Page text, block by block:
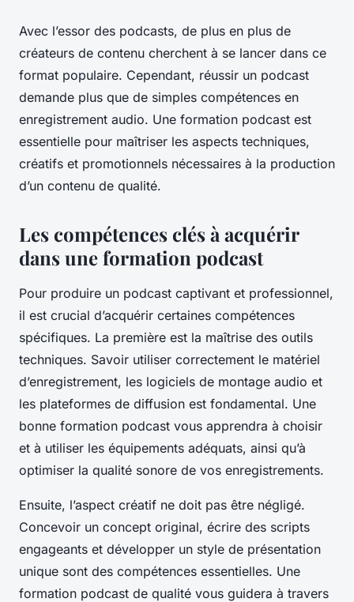
Avec l’essor des podcasts, de plus en plus de
créateurs de contenu cherchent à se lancer dans ce
format populaire. Cependant, réussir un podcast
demande plus que de simples compétences en
enregistrement audio. Une formation podcast est
essentielle pour maîtriser les aspects techniques,
créatifs et promotionnels nécessaires à la production
d’un contenu de qualité.
Les compétences clés à acquérir
dans une formation podcast
Pour produire un podcast captivant et professionnel,
il est crucial d’acquérir certaines compétences
spécifiques. La première est la maîtrise des outils
techniques. Savoir utiliser correctement le matériel
d’enregistrement, les logiciels de montage audio et
les plateformes de diffusion est fondamental. Une
bonne formation podcast vous apprendra à choisir
et à utiliser les équipements adéquats, ainsi qu’à
optimiser la qualité sonore de vos enregistrements.
Ensuite, l’aspect créatif ne doit pas être négligé.
Concevoir un concept original, écrire des scripts
engageants et développer un style de présentation
unique sont des compétences essentielles. Une
formation podcast de qualité vous guidera à travers